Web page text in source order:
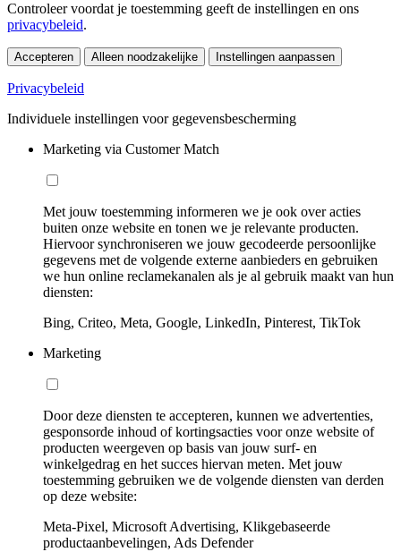
Controleer voordat je toestemming geeft de instellingen en ons
privacybeleid.
Accepteren Alleen noodzakelijke Instellingen aanpassen
Privacybeleid
Individuele instellingen voor gegevensbescherming
Marketing via Customer Match
Met jouw toestemming informeren we je ook over acties
buiten onze website en tonen we je relevante producten.
Hiervoor synchroniseren we jouw gecodeerde persoonlijke
gegevens met de volgende externe aanbieders en gebruiken
we hun online reclamekanalen als je al gebruik maakt van hun
diensten:
Bing, Criteo, Meta, Google, LinkedIn, Pinterest, TikTok
Marketing
Door deze diensten te accepteren, kunnen we advertenties,
gesponsorde inhoud of kortingsacties voor onze website of
producten weergeven op basis van jouw surf- en
winkelgedrag en het succes hiervan meten. Met jouw
toestemming gebruiken we de volgende diensten van derden
op deze website:
Meta-Pixel, Microsoft Advertising, Klikgebaseerde
productaanbevelingen, Ads Defender